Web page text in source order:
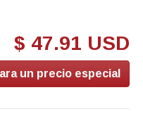
$ 47.91 USD
un precio especial